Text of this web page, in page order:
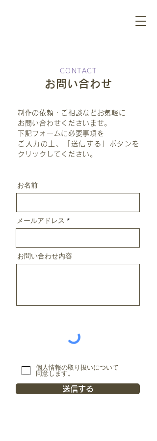
CONTACT
お問い合わせ
制作の依頼・ご相談などお気軽に
お問い合わせくださいませ。
下記フォームに必要事項を
ご入力の上、「送信する」ボタンを
クリックしてください。
お名前
メールアドレス
お問い合わせ内容
個人情報の取り扱いについて
同意します。
送信する